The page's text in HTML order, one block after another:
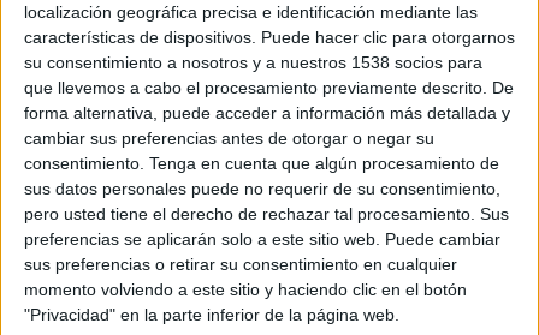
localización geográfica precisa e identificación mediante las
características de dispositivos. Puede hacer clic para otorgarnos
su consentimiento a nosotros y a nuestros 1538 socios para
que llevemos a cabo el procesamiento previamente descrito. De
forma alternativa, puede acceder a información más detallada y
cambiar sus preferencias antes de otorgar o negar su
consentimiento. Tenga en cuenta que algún procesamiento de
sus datos personales puede no requerir de su consentimiento,
pero usted tiene el derecho de rechazar tal procesamiento. Sus
preferencias se aplicarán solo a este sitio web. Puede cambiar
sus preferencias o retirar su consentimiento en cualquier
momento volviendo a este sitio y haciendo clic en el botón
"Privacidad" en la parte inferior de la página web.
Anunciante: Promotur Turismo de Canarias
Producto: Turismo
Marca: Islas Canarias
Sector: Turismo y viajes
Contacto del cliente: Elena González
Agencia: DEC BBDO
Directores creativos ejecutivos: Eduard Baldrís,
Rafa Soto
Directores creativos: Aina Cortina, Valen Soto
Director de cuentas: Cesc Caparrós
Director de planificación estratégica y servicios al
cliente: César Torras